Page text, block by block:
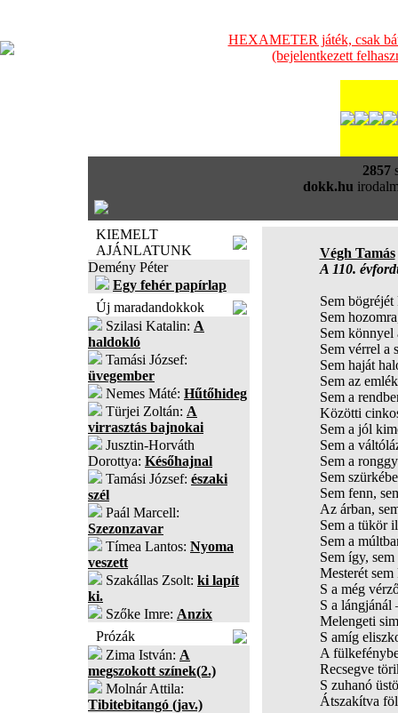
HEXAMETER játék, csak
(bejelentkezett
2857
dokk.hu
KIEMELT
AJÁNLATUNK
Demény Péter
Egy fehér papírlap
Új maradandokkok
Szilasi Katalin: A
haldokló
Tamási József:
üvegember
Nemes Máté: Hűtőhideg
Türjei Zoltán: A
virrasztás bajnokai
Jusztin-Horváth
Dorottya: Későhajnal
Tamási József: északi
szél
Paál Marcell:
Szezonzavar
Tímea Lantos: Nyoma
veszett
Szakállas Zsolt: ki lapít
ki.
Szőke Imre: Anzix
Prózák
Zima István: A
megszokott színek(2.)
Molnár Attila:
Tibitebitangó (jav.)
Végh Tamás
A 110.
Sem
Sem
Sem könnyel
Sem vérrel a
Sem haját
Sem az
Sem a
Közötti
Sem a jól
Sem a
Sem a
Sem
Sem fenn,
Az árban,
Sem a tükör
Sem a
Sem így,
Mesterét
S a még
S a lángjánál
Melengeti
S amíg
A
Recsegve
S zuhanó
Átszakítva